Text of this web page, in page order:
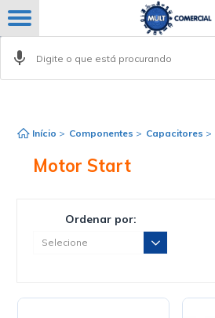
Início > Componentes > Capacitores >
FILTROS
Motor Start
Ordenar por: